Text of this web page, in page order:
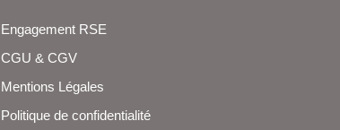
Engagement RSE
CGU & CGV
Mentions Légales
Politique de confidentialité